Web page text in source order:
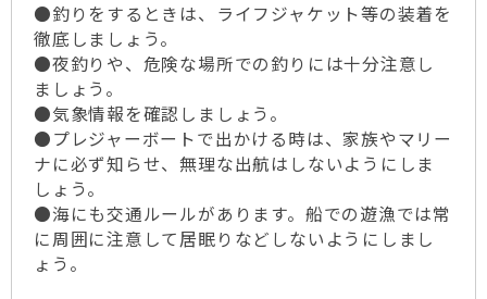
●釣りをするときは、ライフジャケット等の装着を
徹底しましょう。
●夜釣りや、危険な場所での釣りには十分注意し
ましょう。
●気象情報を確認しましょう。
●プレジャーボートで出かける時は、家族やマリー
ナに必ず知らせ、無理な出航はしないようにしま
しょう。
●海にも交通ルールがあります。船での遊漁では常
に周囲に注意して居眠りなどしないようにしまし
ょう。